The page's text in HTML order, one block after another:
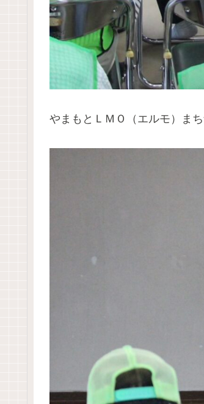
やまもとＬＭＯ（エルモ）